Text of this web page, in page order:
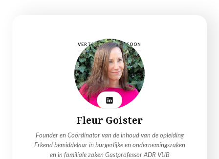
VERTROUWENSPERSOON
Fleur Goister
Founder en Coördinator van de inhoud van de opleiding
Erkend bemiddelaar in burgerlijke en ondernemingszaken
en in familiale zaken Gastprofessor ADR VUB